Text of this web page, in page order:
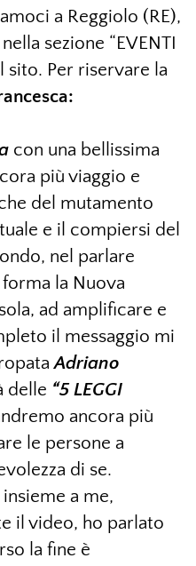
a Reggiolo (RE),
sezione “EVENTI
sito. Per riservare la
con una bellissima
più viaggio e
del mutamento
e il compiersi del
nel parlare
forma la Nuova
ad amplificare e
il messaggio mi
Adriano
delle “5 LEGGI
ancora più
le persone a
di se.
a me,
il video, ho parlato
la fine è